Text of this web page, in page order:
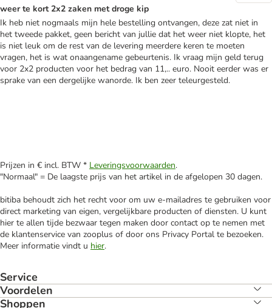
weer te kort 2x2 zaken met droge kip
Ik heb niet nogmaals mijn hele bestelling ontvangen, deze zat niet in
het tweede pakket, geen bericht van jullie dat het weer niet klopte, het
is niet leuk om de rest van de levering meerdere keren te moeten
vragen, het is wat onaangename gebeurtenis. Ik vraag mijn geld terug
voor 2x2 producten voor het bedrag van 11,.. euro. Nooit eerder was er
sprake van een dergelijke wanorde. Ik ben zeer teleurgesteld.
Prijzen in € incl. BTW * Leveringsvoorwaarden.
"Normaal" = De laagste prijs van het artikel in de afgelopen 30 dagen.
bitiba behoudt zich het recht voor om uw e-mailadres te gebruiken voor
direct marketing van eigen, vergelijkbare producten of diensten. U kunt
hier te allen tijde bezwaar tegen maken door contact op te nemen met
de klantenservice van zooplus of door ons Privacy Portal te bezoeken.
Meer informatie vindt u hier.
Service
Voordelen
Shoppen